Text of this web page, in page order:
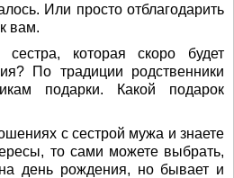
Или просто отблагодарить
вам.
которая скоро будет
По традиции родственники
подарки. Какой подарок
с сестрой мужа и знаете
то сами можете выбрать,
день рождения, но бывает и